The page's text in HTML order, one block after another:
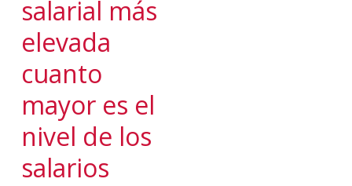
salarial más
elevada
cuanto
mayor es el
nivel de los
salarios